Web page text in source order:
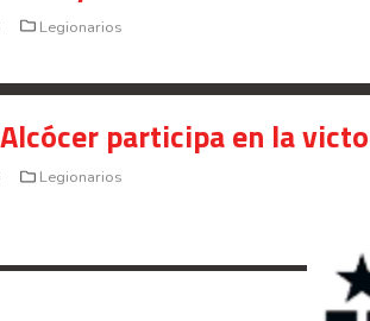
Legionarios
participa en la
Legionarios